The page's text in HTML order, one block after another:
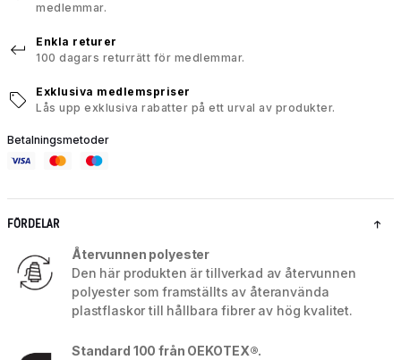
medlemmar.
Enkla returer
100 dagars returrätt för medlemmar.
Exklusiva medlemspriser
Lås upp exklusiva rabatter på ett urval av produkter.
Betalningsmetoder
FÖRDELAR
Återvunnen polyester
Den här produkten är tillverkad av återvunnen
polyester som framställts av återanvända
plastflaskor till hållbara fibrer av hög kvalitet.
Standard 100 från OEKOTEX®.